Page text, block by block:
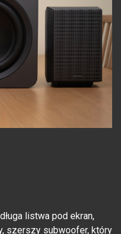
listwa pod ekran,
szerszy subwoofer, który